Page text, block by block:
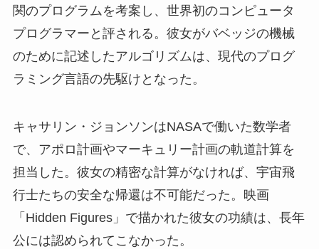
関のプログラムを考案し、世界初のコンピュータ
プログラマーと評される。彼女がバベッジの機械
のために記述したアルゴリズムは、現代のプログ
ラミング言語の先駆けとなった。
キャサリン・ジョンソンはNASAで働いた数学者
で、アポロ計画やマーキュリー計画の軌道計算を
担当した。彼女の精密な計算がなければ、宇宙飛
行士たちの安全な帰還は不可能だった。映画
「Hidden Figures」で描かれた彼女の功績は、長年
公には認められてこなかった。